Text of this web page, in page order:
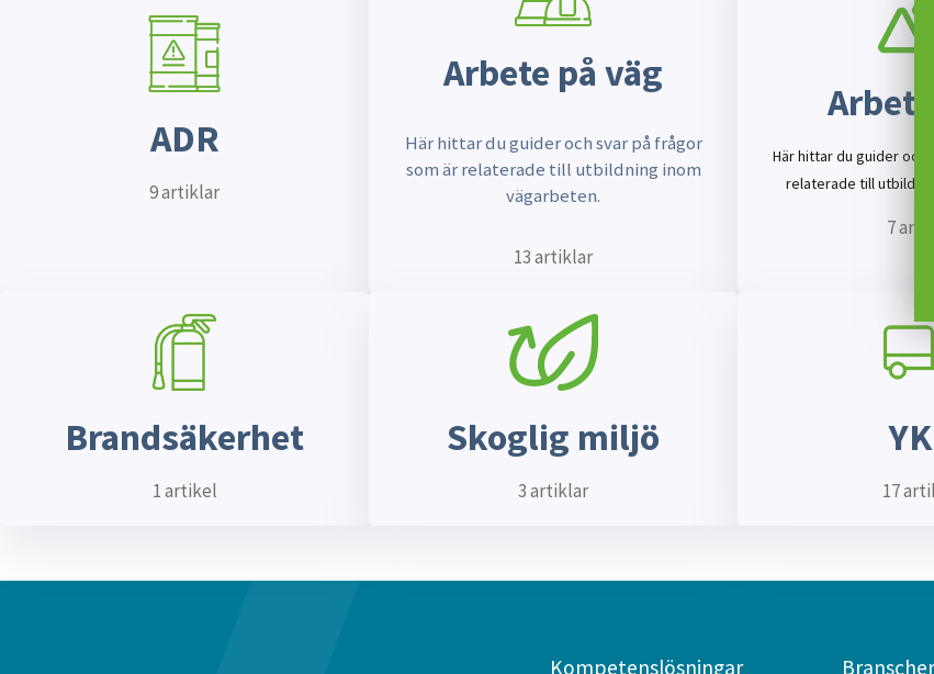
ADR
9 artiklar
Arbete på väg
Här hittar du guider och svar på frågor
som är relaterade till utbildning inom
vägarbeten.
13 artiklar
Här hittar du guider och
relaterade till
7
Brandsäkerhet
1 artikel
Skoglig miljö
3 artiklar 17
Kompetenslösningar Branscher